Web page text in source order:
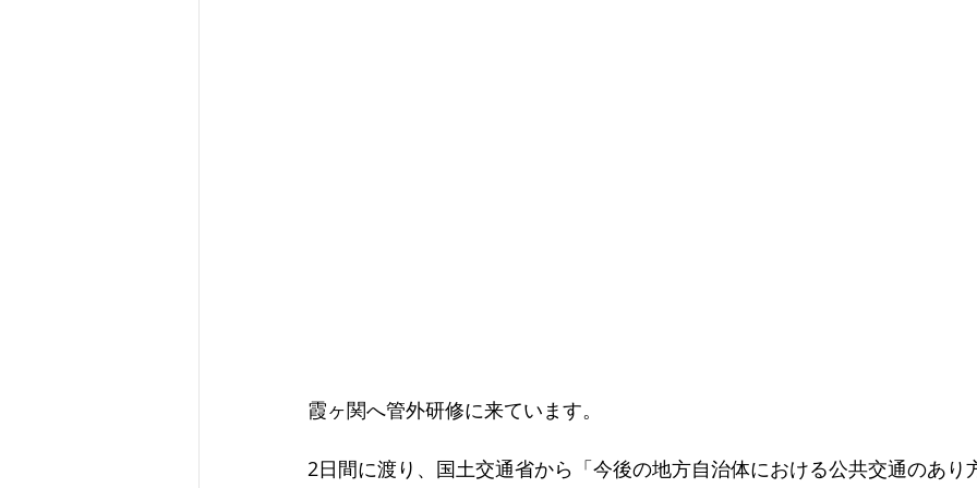
霞ヶ関へ管外研修に来ています。
2日間に渡り、国土交通省から「今後の地方自治体における公共交通のあり